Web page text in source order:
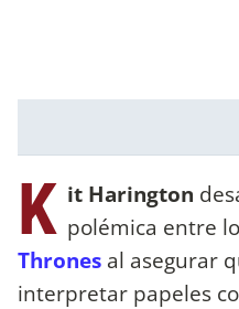
K it Harington
polémica entre
Thrones al asegurar
interpretar papeles